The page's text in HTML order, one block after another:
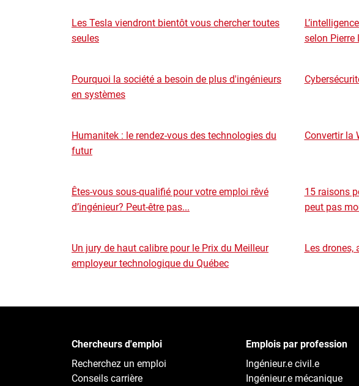
Les Tesla viendront bientôt vous chercher toutes
seules
selon Pierre
Pourquoi la société a besoin de plus d'ingénieurs
en systèmes
Humanitek : le rendez-vous des technologies du
futur
Convertir la
Êtes-vous sous-qualifié pour votre emploi rêvé
d’ingénieur? Peut-être pas...
15 raisons
peut pas
Un jury de haut calibre pour le Prix du Meilleur
employeur technologique du Québec
Les drones,
Chercheurs d'emploi
Recherchez un emploi
Conseils carrière
Emplois par profession
Ingénieur.e civil.e
Ingénieur.e mécanique